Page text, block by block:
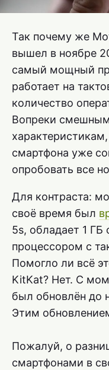
Так почему же
вышел в ноябре
самый мощный
работает на
количество
Вопреки
смартфона уже
опробовать все
Для контраста:
своё время был
5s, обладает 1 ГБ
процессором с
Помогло ли всё
KitKat? Нет. С
был обновлён до
Этим
Пожалуй, о
смартфонами в